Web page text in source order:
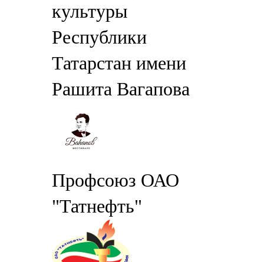
культуры
Республики
Татарстан имени
Рашита Вагапова
Профсоюз ОАО
"Татнефть"